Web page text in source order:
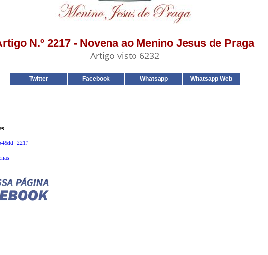
N.º 2217 - Novena ao Menino Jesus de Praga
Artigo visto 6232
Twitter Facebook Whatsapp Whatsapp Web